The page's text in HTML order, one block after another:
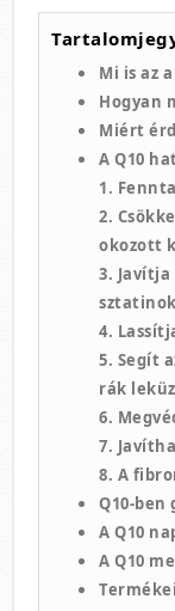
Mi is az a
Hogyan
Miért
A Q10
1.
2.
okozott
3. Javítja
4.
5. Segít
rák
6.
7.
8. A
Q10-ben
A Q10
A Q10